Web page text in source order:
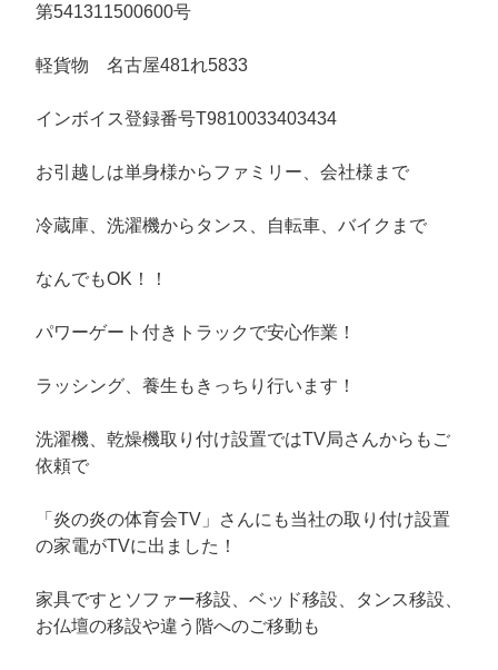
第541311500600号
軽貨物 名古屋481れ5833
インボイス登録番号T9810033403434
お引越しは単身様からファミリー、会社様まで
冷蔵庫、洗濯機からタンス、自転車、バイクまで
なんでもOK！！
パワーゲート付きトラックで安心作業！
ラッシング、養生もきっちり行います！
洗濯機、乾燥機取り付け設置ではTV局さんからもご
依頼で
「炎の炎の体育会TV」さんにも当社の取り付け設置
の家電がTVに出ました！
家具ですとソファー移設、ベッド移設、タンス移設、
お仏壇の移設や違う階へのご移動も